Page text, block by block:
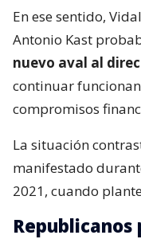
En ese sentido,
Antonio Kast
nuevo aval al
continuar
compromisos
La situación
manifestado
2021, cuando